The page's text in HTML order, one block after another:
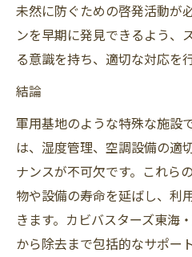
未然に防ぐための啓発活動が
ンを早期に発見できるよう、
る意識を持ち、適切な対応を
結論
軍用基地のような特殊な施設
は、湿度管理、空調設備の適
ナンスが不可欠です。これら
物や設備の寿命を延ばし、利
きます。カビバスターズ東海
から除去まで包括的なサポー